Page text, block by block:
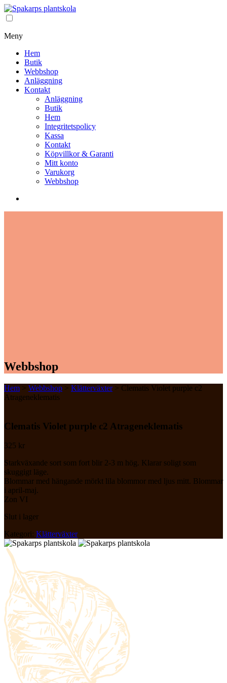
Meny
Hem
Butik
Webbshop
Anläggning
Kontakt
Anläggning
Butik
Hem
Integritetspolicy
Kassa
Kontakt
Köpvillkor & Garanti
Mitt konto
Varukorg
Webbshop
Webbshop
Hem > Webbshop > Klätterväxter> Clematis Violet purple c2
Atrageneklematis
Clematis Violet purple c2 Atrageneklematis
325 kr
Starkväxande sort som fort blir 2-3 m hög. Klarar soligt som
skuggigt läge.
Blommar med hängande mörkt lila blommor med ljus mitt. Blommar
i april-maj.
Zon VI
Slut i lager
Kategori: Klätterväxter